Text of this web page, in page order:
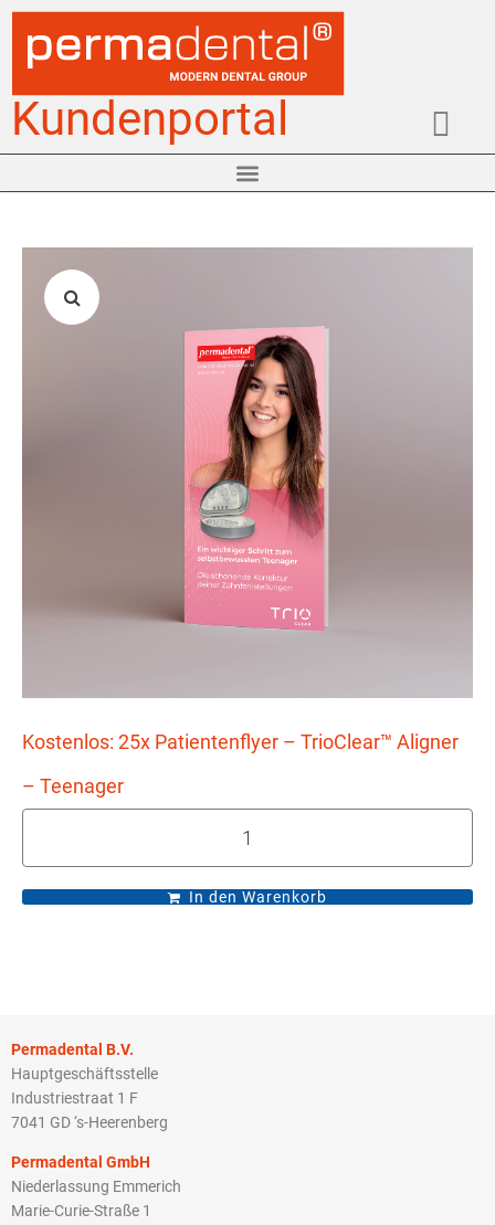
Kundenportal
Kostenlos: 25x Patientenflyer – TrioClear™ Aligner
– Teenager
In den Warenkorb
Permadental B.V.
Hauptgeschäftsstelle
Industriestraat 1 F
7041 GD ‘s-Heerenberg
Permadental GmbH
Niederlassung Emmerich
Marie-Curie-Straße 1